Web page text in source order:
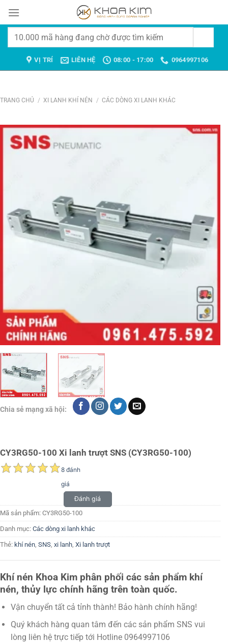
đến
Tìm
VỊ TRÍ LIÊN HỆ 08:00 - 17:00 0964997106
TRANG CHỦ / XI LANH KHÍ NÉN / CÁC DÒNG XI LANH KHÁC
Chia sẻ mạng xã hội:
CY3RG50-100 Xi lanh trượt SNS (CY3RG50-100)
8 đánh
giá
Đánh giá
Mã sản phẩm: CY3RG50-100
Danh mục: Các dòng xi lanh khác
Thẻ: khí nén, SNS, xi lanh, Xi lanh trượt
Khí nén Khoa Kim phân phối các sản phẩm khí
nén, thủy lực chính hãng trên toàn quốc.
Vận chuyển tất cả tỉnh thành! Bảo hành chính hãng!
Quý khách hàng quan tâm đến các sản phẩm SNS vui
lòng liên hệ trực tiếp tới Hotline 0964997106